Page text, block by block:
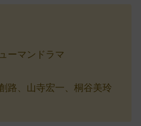
ーマンドラマ
路、山寺宏一、桐谷美玲